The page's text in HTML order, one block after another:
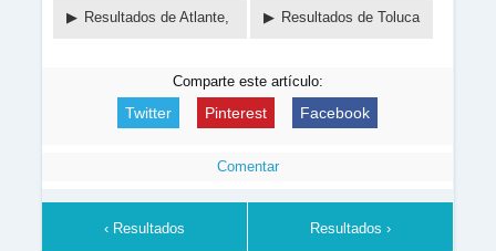
Resultados de Atlante, Resultados de Toluca
Comparte este artículo:
Twitter Pinterest Facebook
Comentar
‹ Resultados Resultados ›